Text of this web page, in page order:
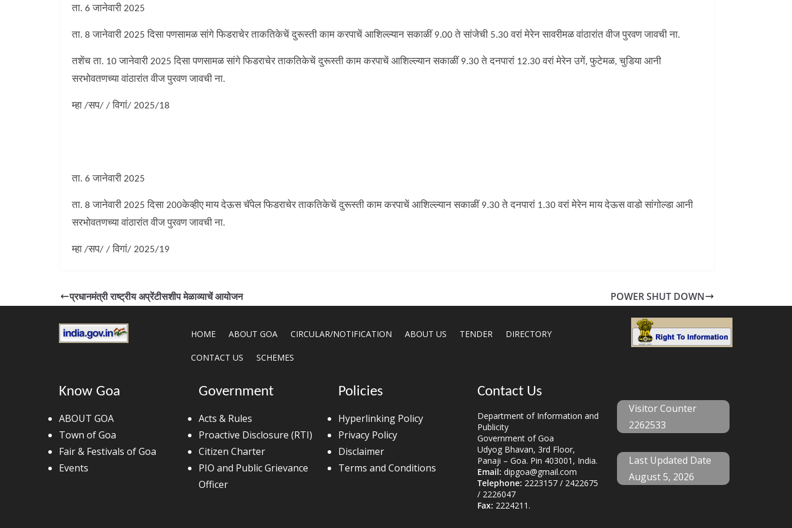
ता. 6 जानेवारी 2025
ता. 8 जानेवारी 2025 दिसा पणसामळ सांगे फिडराचेर ताकतिकेचें दुरूस्ती काम करपाचें आशिल्ल्यान सकाळीं 9.00 ते सांजेची 5.30 वरां मेरेन सावरीमळ वांठारांत वीज पुरवण जावची ना.
तशेंच ता. 10 जानेवारी 2025 दिसा पणसामळ सांगे फिडराचेर ताकतिकेचें दुरूस्ती काम करपाचें आशिल्ल्यान सकाळीं 9.30 ते दनपारां 12.30 वरां मेरेन उगें, फुटेमळ, चुडिया आनी
सरभोवतणच्या वांठारांत वीज पुरवण जावची ना.
म्हा /सप/ / विगां/ 2025/18
ता. 6 जानेवारी 2025
ता. 8 जानेवारी 2025 दिसा 200केव्हीए माय देऊस चॅपेल फिडराचेर ताकतिकेचें दुरूस्ती काम करपाचें आशिल्ल्यान सकाळीं 9.30 ते दनपारां 1.30 वरां मेरेन माय देऊस वाडो सांगोल्डा आनी
सरभोवतणच्या वांठारांत वीज पुरवण जावची ना.
म्हा /सप/ / विगां/ 2025/19
प्रधानमंत्री राष्ट्रीय अप्रेंटीसशीप मेळाव्याचें आयोजन POWER SHUT DOWN
HOME ABOUT GOA CIRCULAR/NOTIFICATION ABOUT US TENDER DIRECTORY
CONTACT US SCHEMES
Know Goa
ABOUT GOA
Town of Goa
Fair & Festivals of Goa
Events
Government
Acts & Rules
Proactive Disclosure (RTI)
Citizen Charter
PIO and Public Grievance
Officer
Policies
Hyperlinking Policy
Privacy Policy
Disclaimer
Terms and Conditions
Contact Us
Department of Information and
Publicity
Government of Goa
Udyog Bhavan, 3rd Floor,
Panaji – Goa. Pin 403001, India.
Email: dipgoa@gmail.com
Telephone: 2223157 / 2422675
/ 2226047
Fax: 2224211.
Visitor Counter
2262533
Last Updated Date
August 5, 2026